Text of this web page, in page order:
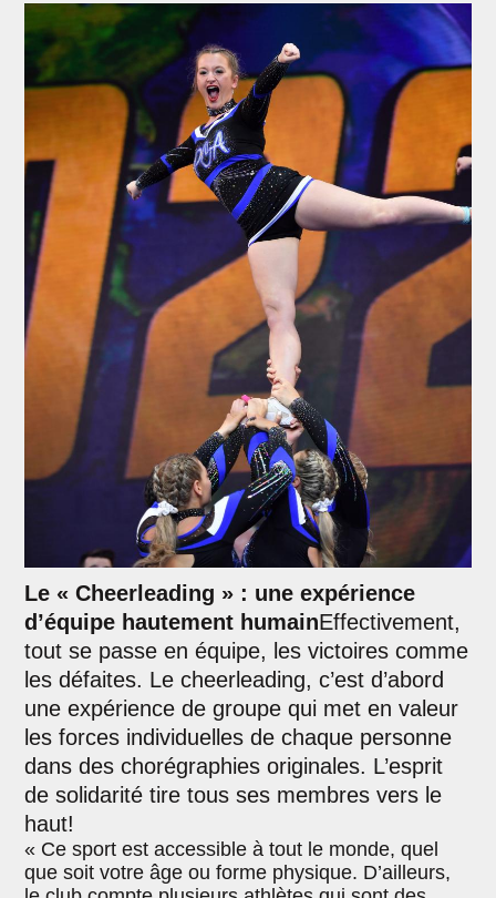
Le « Cheerleading » : une expérience
d’équipe hautement humainEffectivement,
tout se passe en équipe, les victoires comme
les défaites. Le cheerleading, c’est d’abord
une expérience de groupe qui met en valeur
les forces individuelles de chaque personne
dans des chorégraphies originales. L’esprit
de solidarité tire tous ses membres vers le
haut!
« Ce sport est accessible à tout le monde, quel
que soit votre âge ou forme physique. D’ailleurs,